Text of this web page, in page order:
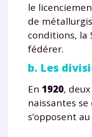
le
de
conditions, la
fédérer.
b. Les
En 1920,
naissantes
s’opposent